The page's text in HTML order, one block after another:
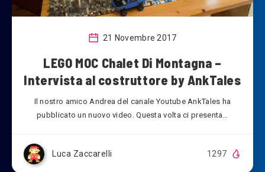
21 Novembre 2017
LEGO MOC Chalet Di Montagna –
Intervista al costruttore by AnkTales
Il nostro amico Andrea del canale Youtube AnkTales ha
pubblicato un nuovo video. Questa volta ci presenta…
Luca Zaccarelli 1297